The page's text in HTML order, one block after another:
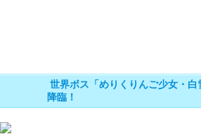
世界ボス「めりくりんご少女・白
降臨！